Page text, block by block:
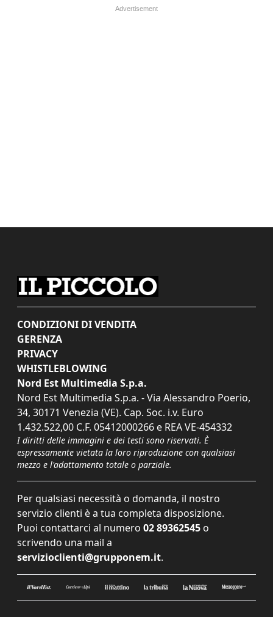
CONDIZIONI DI VENDITA
GERENZA
PRIVACY
WHISTLEBLOWING
Nord Est Multimedia S.p.a.
Nord Est Multimedia S.p.a. - Via Alessandro Poerio,
34, 30171 Venezia (VE). Cap. Soc. i.v. Euro
1.432.522,00 C.F. 05412000266 e REA VE-454332
I diritti delle immagini e dei testi sono riservati. È
espressamente vietata la loro riproduzione con qualsiasi
mezzo e l'adattamento totale o parziale.
Per qualsiasi necessità o domanda, il nostro
servizio clienti è a tua completa disposizione.
Puoi contattarci al numero 02 89362545 o
scrivendo una mail a
servizioclienti@grupponem.it.